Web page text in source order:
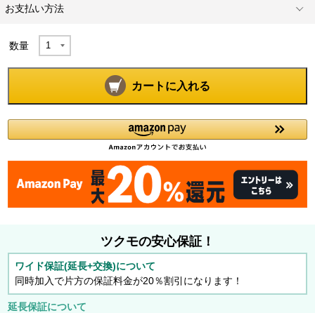
お支払い方法
数量
カートに入れる
ツクモの安心保証！
ワイド保証(延長+交換)について
同時加入で片方の保証料金が20％割引になります！
延長保証について